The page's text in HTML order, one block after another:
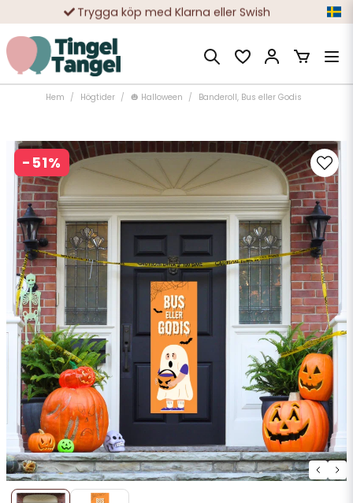
Trygga köp med Klarna eller Swish
10 000-tals nöjda kunder
Hem Högtider 🎃 Halloween Banderoll, Bus eller Godis
- 51%